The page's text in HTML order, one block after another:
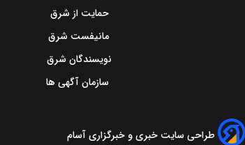
حمایت از شرق
مانیفست شرق
نویسندگان شرق
سازمان آگهی ها
طراحی سایت خبری و خبرگزاری آسام